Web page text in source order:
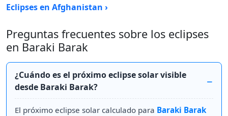
Eclipses en Afghanistan ›
Preguntas frecuentes sobre los eclipses
en Baraki Barak
¿Cuándo es el próximo eclipse solar visible
desde Baraki Barak?
El próximo eclipse solar calculado para Baraki Barak